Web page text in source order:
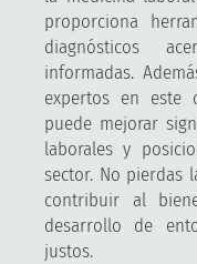
proporciona
diagnósticos
informadas.
expertos en este
puede mejorar
laborales y
sector. No pierdas
contribuir al
desarrollo de
justos.